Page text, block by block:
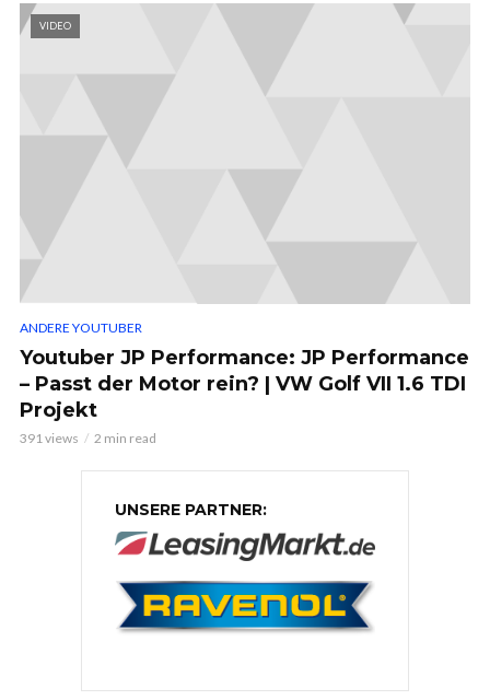
VIDEO
ANDERE YOUTUBER
Youtuber JP Performance: JP Performance
– Passt der Motor rein? | VW Golf VII 1.6 TDI
Projekt
391 views 2 min read
UNSERE PARTNER: